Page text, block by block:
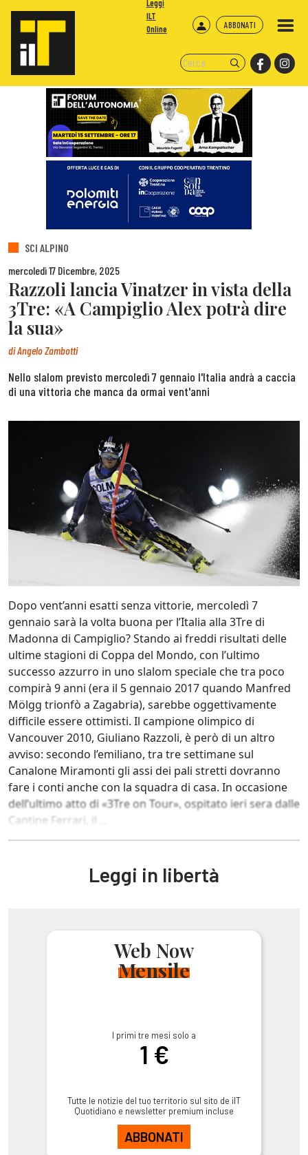
ABBONATI
Leggi
ILT
Online
SCI ALPINO
mercoledì 17 Dicembre, 2025
Razzoli lancia Vinatzer in vista della
3Tre: «A Campiglio Alex potrà dire
la sua»
diAngelo Zambotti
Nello slalom previsto mercoledì 7 gennaio l'Italia andrà a caccia
di una vittoria che manca da ormai vent'anni
Dopo vent’anni esatti senza vittorie, mercoledì 7
gennaio sarà la volta buona per l’Italia alla 3Tre di
Madonna di Campiglio? Stando ai freddi risultati delle
ultime stagioni di Coppa del Mondo, con l’ultimo
successo azzurro in uno slalom speciale che tra poco
compirà 9 anni (era il 5 gennaio 2017 quando Manfred
Mölgg trionfò a Zagabria), sarebbe oggettivamente
difficile essere ottimisti. Il campione olimpico di
Vancouver 2010, Giuliano Razzoli, è però di un altro
avviso: secondo l’emiliano, tra tre settimane sul
Canalone Miramonti gli assi dei pali stretti dovranno
fare i conti anche con la squadra di casa. In occasione
dell’ultimo atto di «3Tre on Tour», ospitato ieri sera dalle
Cantine Ferrari, il ...
Leggi in libertà
Web Now
Mensile
I primi tre mesi solo a
1 €
Tutte le notizie del tuo territorio sul sito de ilT
Quotidiano e newsletter premium incluse
ABBONATI